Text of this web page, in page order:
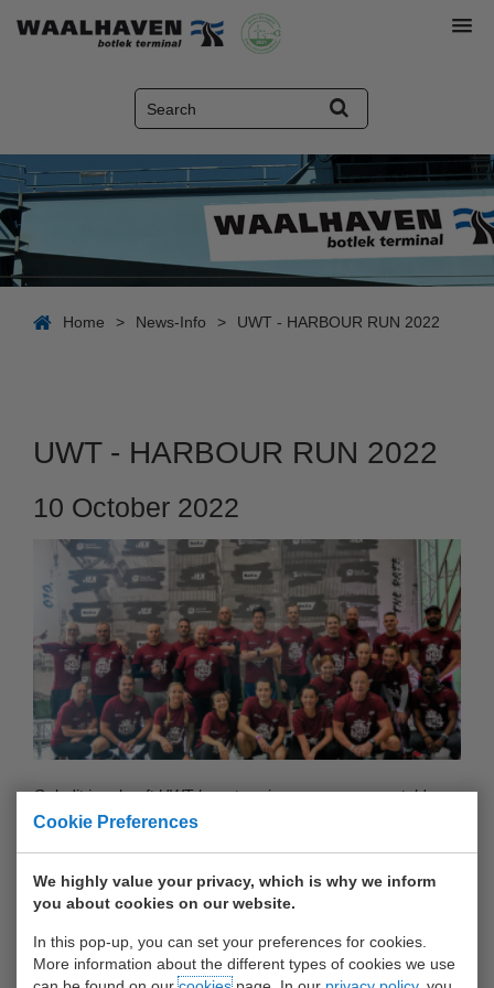
Cookie Preferences
We highly value your privacy, which is why we inform
you about cookies on our website.
In this pop-up, you can set your preferences for cookies.
More information about the different types of cookies we use
Home > News-Info > UWT - HARBOUR RUN 2022
UWT - HARBOUR RUN 2022
10 October 2022
Ook dit jaar heeft UWT haar terreinen weer opengesteld voor
de HARBOUR RUN. Duizenden sporters liepen de 6 of 10 km
en bedwongen de obstakels.
Op zondag 2 oktober heeft TEAM UWT de Harbour Run
meer dan 25 lopers op volle toeren! Het was uitdagend,
maar met hier en daar wat hulp goed te doen. Iedereen